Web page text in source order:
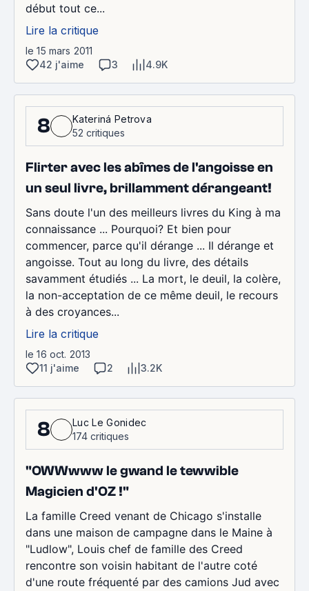
début tout ce...
Lire la critique
le 15 mars 2011
42 j'aime
3 4.9K
8
Kateriná Petrova
52 critiques
Flirter avec les abîmes de l'angoisse en
un seul livre, brillamment dérangeant!
Sans doute l'un des meilleurs livres du King à ma
connaissance ... Pourquoi? Et bien pour
commencer, parce qu'il dérange ... Il dérange et
angoisse. Tout au long du livre, des détails
savamment étudiés ... La mort, le deuil, la colère,
la non-acceptation de ce même deuil, le recours
à des croyances...
Lire la critique
le 16 oct. 2013
11 j'aime
2 3.2K
8
Luc Le Gonidec
174 critiques
"OWWwww le gwand le tewwible
Magicien d'OZ !"
La famille Creed venant de Chicago s'installe
dans une maison de campagne dans le Maine à
"Ludlow", Louis chef de famille des Creed
rencontre son voisin habitant de l'autre coté
d'une route fréquenté par des camions Jud avec